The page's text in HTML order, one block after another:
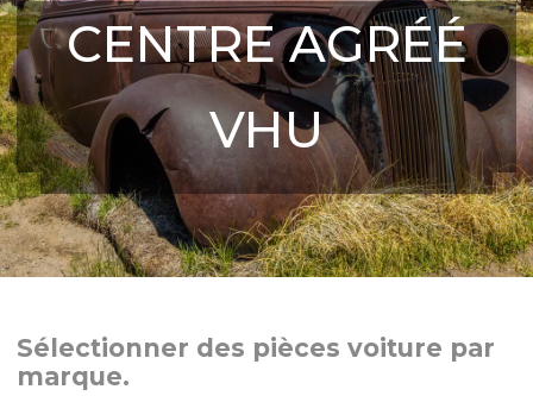
CENTRE AGRÉÉ
VHU
Sélectionner des pièces voiture par
marque.